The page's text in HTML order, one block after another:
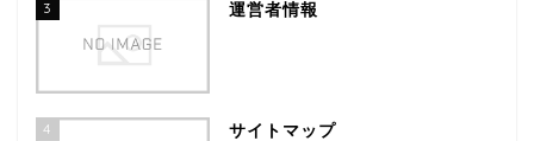
3 運営者情報
4 サイトマップ